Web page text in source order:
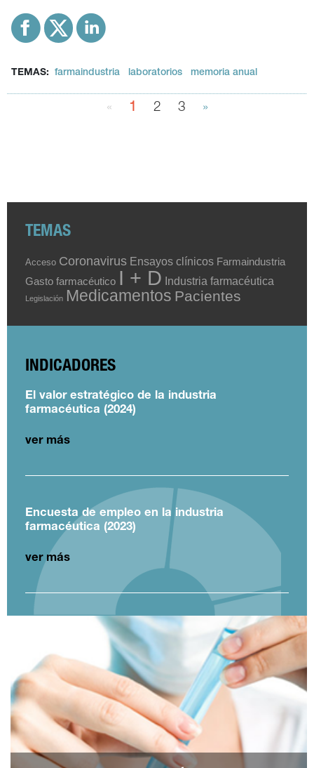
TEMAS: farmaindustria laboratorios memoria anual
« 1 2 3 »
TEMAS
Acceso Coronavirus Ensayos clínicos Farmaindustria
Gasto farmacéutico I + D Industria farmacéutica
Legislación Medicamentos Pacientes
INDICADORES
El valor estratégico de la industria
farmacéutica (2024)
ver más
Encuesta de empleo en la industria
farmacéutica (2023)
ver más